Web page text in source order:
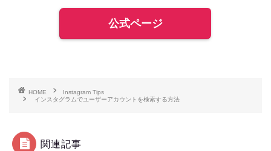
公式ページ
HOME
Instagram Tips
インスタグラムでユーザーアカウントを検索する方法
関連記事